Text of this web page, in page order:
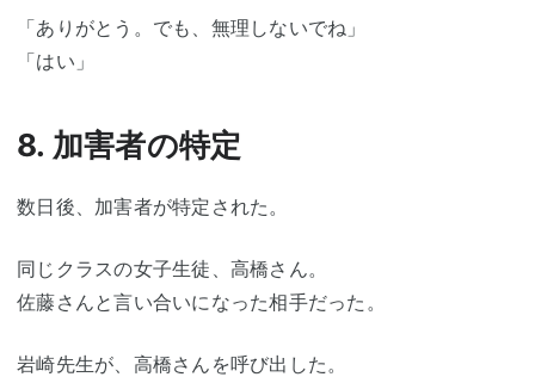
「ありがとう。でも、無理しないでね」
「はい」
8. 加害者の特定
数日後、加害者が特定された。
同じクラスの女子生徒、高橋さん。
佐藤さんと言い合いになった相手だった。
岩崎先生が、高橋さんを呼び出した。